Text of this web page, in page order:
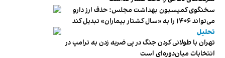
سخنگوی کمیسیون بهداشت مجلس: حذف ارز دارو
می‌تواند ۱۴۰۶ را به «سال کشتار بیماران» تبدیل کند
تحلیل
تهران با طولانی کردن جنگ در پی ضربه زدن به ترامپ در
انتخابات میان‌دوره‌ای است